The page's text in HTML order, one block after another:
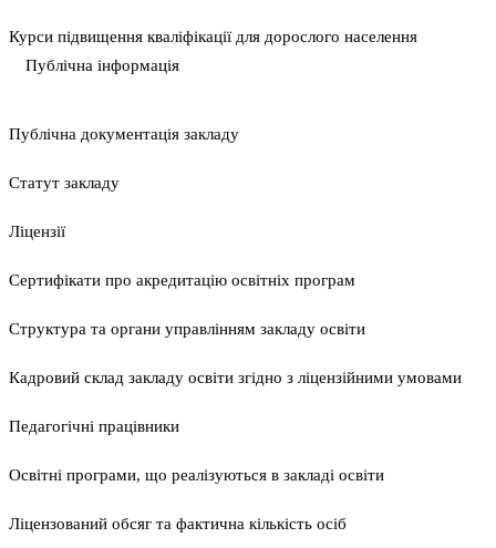
Курси підвищення кваліфікації для дорослого населення
Публічна інформація
Публічна документація закладу
Статут закладу
Ліцензії
Сертифікати про акредитацію освітніх програм
Структура та органи управлінням закладу освіти
Кадровий склад закладу освіти згідно з ліцензійними умовами
Педагогічні працівники
Освітні програми, що реалізуються в закладі освіти
Ліцензований обсяг та фактична кількість осіб